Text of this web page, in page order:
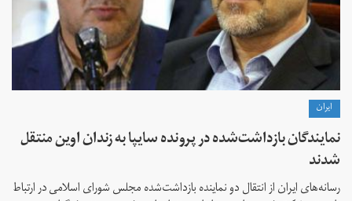
ايران
نمایندگان بازداشت‌شده در پرونده سایپا به زندان اوین منتقل
شدند
رسانه‌های ایران از انتقال دو نماینده بازداشت‌شده مجلس شورای اسلامی در ارتباط